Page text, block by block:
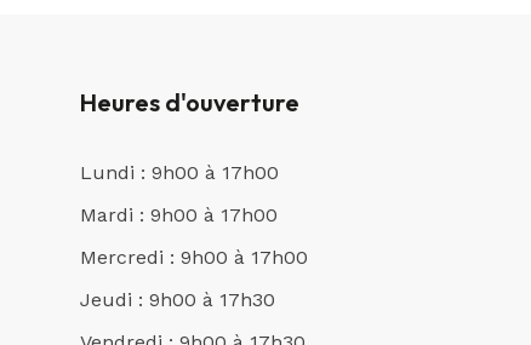
Heures d'ouverture
Lundi : 9h00 à 17h00
Mardi : 9h00 à 17h00
Mercredi : 9h00 à 17h00
Jeudi : 9h00 à 17h30